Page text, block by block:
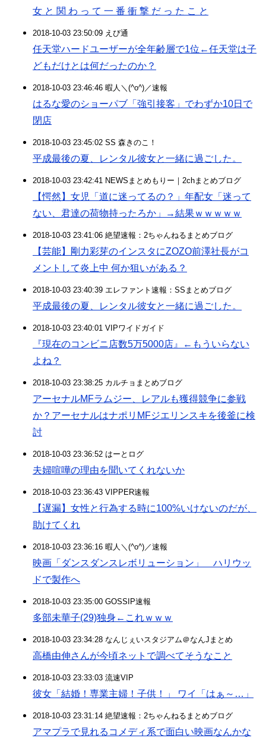
女 と 関 わ っ て 一 番 衝 撃 だ っ た こ と
2018-10-03 23:50:09 えび通
任天堂ハードユーザーが全年齢層で1位←任天堂は子
どもだけとは何だったのか？
2018-10-03 23:46:46 暇人＼(^o^)／速報
はるな愛のショーパブ「強引接客」でわずか10日で
閉店
2018-10-03 23:45:02 SS 森きのこ！
平成最後の夏、レンタル彼女と一緒に過ごした。
2018-10-03 23:42:41 NEWSまとめもりー｜2chまとめブログ
【愕然】女児「道に迷ってるの？」年配女「迷って
ない、君達の荷物持ったろか」→結果ｗｗｗｗｗ
2018-10-03 23:41:06 絶望速報：2ちゃんねるまとめブログ
【芸能】剛力彩芽のインスタにZOZO前澤社長がコ
メントして炎上中 何か狙いがある？
2018-10-03 23:40:39 エレファント速報：SSまとめブログ
平成最後の夏、レンタル彼女と一緒に過ごした。
2018-10-03 23:40:01 VIPワイドガイド
『現在のコンビニ店数5万5000店』←もういらない
よね？
2018-10-03 23:38:25 カルチョまとめブログ
アーセナルMFラムジー、レアルも獲得競争に参戦
か？アーセナルはナポリMFジエリンスキを後釜に検
討
2018-10-03 23:36:52 はーとログ
夫婦喧嘩の理由を聞いてくれないか
2018-10-03 23:36:43 VIPPER速報
【遅漏】女性と行為する時に100%いけないのだが、
助けてくれ
2018-10-03 23:36:16 暇人＼(^o^)／速報
映画「ダンスダンスレボリューション」 ハリウッ
ドで製作へ
2018-10-03 23:35:00 GOSSIP速報
多部未華子(29)独身←これｗｗｗ
2018-10-03 23:34:28 なんじぇいスタジアム＠なんJまとめ
高橋由伸さんが今頃ネットで調べてそうなこと
2018-10-03 23:33:03 流速VIP
彼女「結婚！専業主婦！子供！」 ワイ「はぁ～…」
2018-10-03 23:31:14 絶望速報：2ちゃんねるまとめブログ
アマプラで見れるコメディ系で面白い映画なんかな